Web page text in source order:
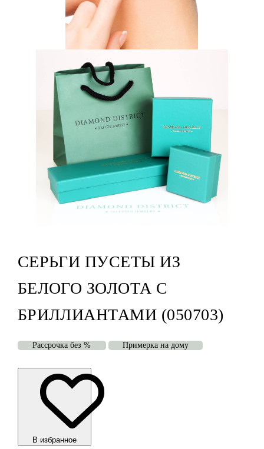
СЕРЬГИ ПУСЕТЫ ИЗ
БЕЛОГО ЗОЛОТА С
БРИЛЛИАНТАМИ (050703)
Рассрочка без % Примерка на дому
В избранноe